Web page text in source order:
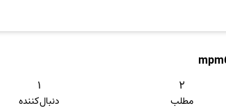
۲
مطلب
۱
دنبال‌کننده